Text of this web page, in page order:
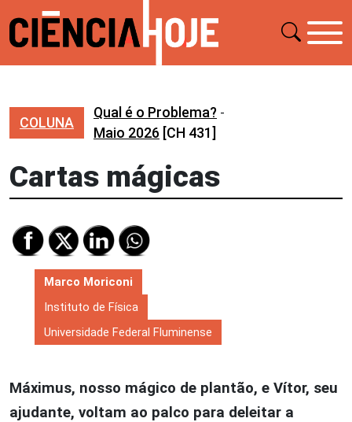
COLUNA
Qual é o Problema? -
Maio 2026 [CH 431]
Cartas mágicas
Marco Moriconi
Instituto de Física
Universidade Federal Fluminense
Máximus, nosso mágico de plantão, e Vítor, seu
ajudante, voltam ao palco para deleitar a